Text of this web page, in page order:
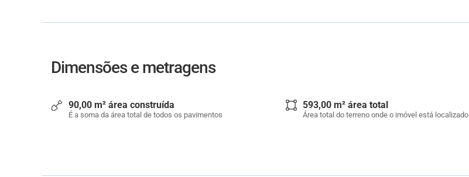
Dimensões e metragens
90,00 m² área construída
É a soma da área total de todos os pavimentos
593,00 m² área total
Área total do terreno onde o imóvel está localizado